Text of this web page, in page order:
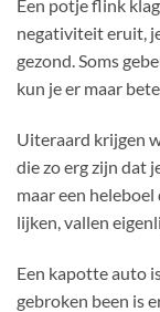
Een potje flink
negativiteit eruit,
gezond. Soms
kun je er maar
Uiteraard krijgen
die zo erg zijn dat
maar een
lijken, vallen
Een kapotte auto
gebroken been is